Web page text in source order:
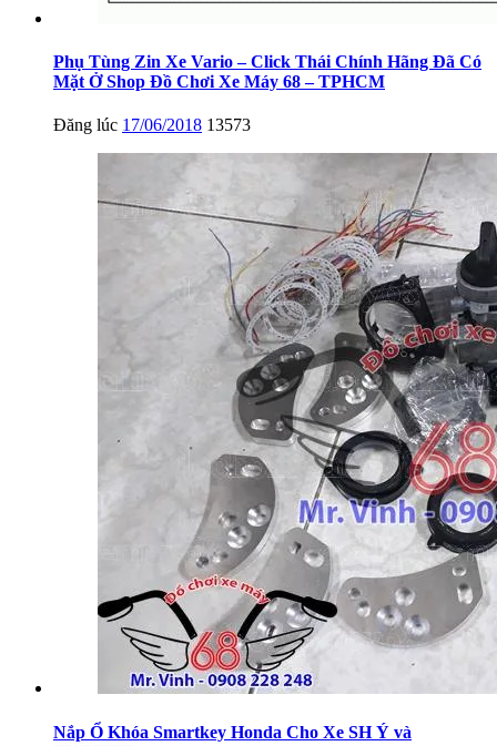
Phụ Tùng Zin Xe Vario – Click Thái Chính Hãng Đã Có
Mặt Ở Shop Đồ Chơi Xe Máy 68 – TPHCM
Đăng lúc 17/06/2018 13573
Nắp Ổ Khóa Smartkey Honda Cho Xe SH Ý và